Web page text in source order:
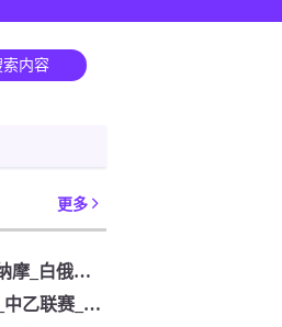
更多
ML麦克斯林VS明斯克迪纳摩_白俄杯联赛_2026年07月2
成都蓉城B队VS广东铭途_中乙联赛_2026年07月26日